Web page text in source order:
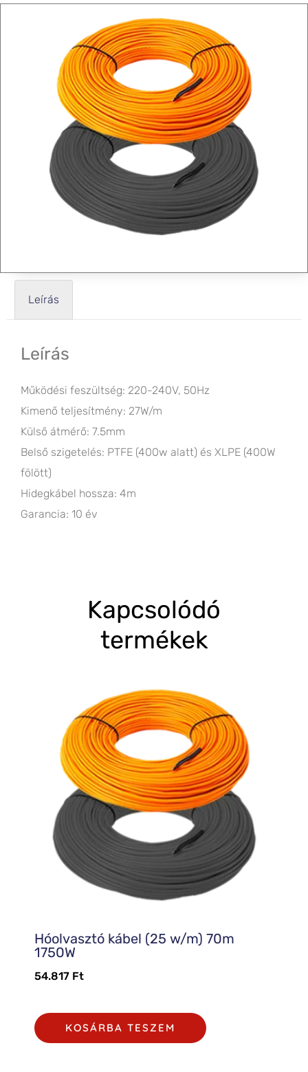
Leírás
Leírás
Működési feszültség: 220-240V, 50Hz
Kimenő teljesítmény: 27W/m
Külső átmérő: 7.5mm
Belső szigetelés: PTFE (400w alatt) és XLPE (400W
fölött)
Hidegkábel hossza: 4m
Garancia: 10 év
Kapcsolódó
termékek
Hóolvasztó kábel (25 w/m) 70m
1750W
54.817 Ft
KOSÁRBA TESZEM